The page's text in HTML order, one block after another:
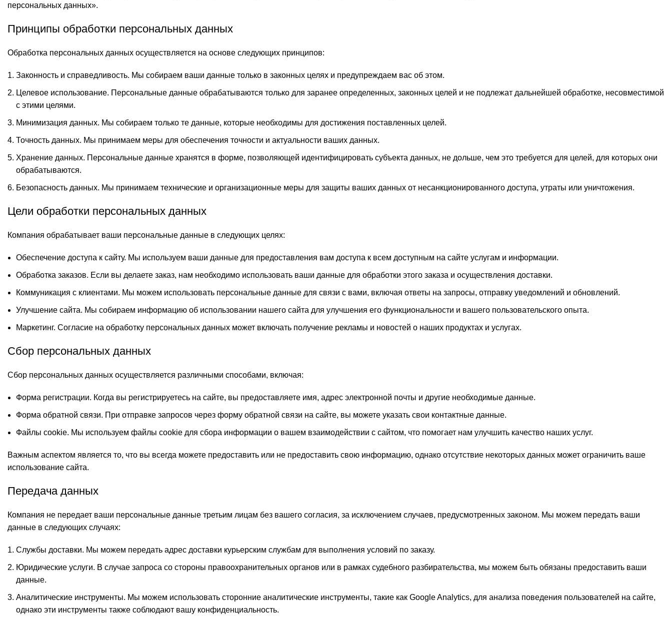
персональных данных».
Принципы обработки персональных данных
Обработка персональных данных осуществляется на основе следующих принципов:
Законность и справедливость. Мы собираем ваши данные только в законных целях и предупреждаем вас об этом.
Целевое использование. Персональные данные обрабатываются только для заранее определенных, законных целей и не подлежат дальнейшей обработке, несовместимой
с этими целями.
Минимизация данных. Мы собираем только те данные, которые необходимы для достижения поставленных целей.
Точность данных. Мы принимаем меры для обеспечения точности и актуальности ваших данных.
Хранение данных. Персональные данные хранятся в форме, позволяющей идентифицировать субъекта данных, не дольше, чем это требуется для целей, для которых они
обрабатываются.
Безопасность данных. Мы принимаем технические и организационные меры для защиты ваших данных от несанкционированного доступа, утраты или уничтожения.
Цели обработки персональных данных
Компания обрабатывает ваши персональные данные в следующих целях:
Обеспечение доступа к сайту. Мы используем ваши данные для предоставления вам доступа к всем доступным на сайте услугам и информации.
Обработка заказов. Если вы делаете заказ, нам необходимо использовать ваши данные для обработки этого заказа и осуществления доставки.
Коммуникация с клиентами. Мы можем использовать персональные данные для связи с вами, включая ответы на запросы, отправку уведомлений и обновлений.
Улучшение сайта. Мы собираем информацию об использовании нашего сайта для улучшения его функциональности и вашего пользовательского опыта.
Маркетинг. Согласие на обработку персональных данных может включать получение рекламы и новостей о наших продуктах и услугах.
Сбор персональных данных
Сбор персональных данных осуществляется различными способами, включая:
Форма регистрации. Когда вы регистрируетесь на сайте, вы предоставляете имя, адрес электронной почты и другие необходимые данные.
Форма обратной связи. При отправке запросов через форму обратной связи на сайте, вы можете указать свои контактные данные.
Файлы cookie. Мы используем файлы cookie для сбора информации о вашем взаимодействии с сайтом, что помогает нам улучшить качество наших услуг.
Важным аспектом является то, что вы всегда можете предоставить или не предоставить свою информацию, однако отсутствие некоторых данных может ограничить ваше
использование сайта.
Передача данных
Компания не передает ваши персональные данные третьим лицам без вашего согласия, за исключением случаев, предусмотренных законом. Мы можем передать ваши
данные в следующих случаях:
Службы доставки. Мы можем передать адрес доставки курьерским службам для выполнения условий по заказу.
Юридические услуги. В случае запроса со стороны правоохранительных органов или в рамках судебного разбирательства, мы можем быть обязаны предоставить ваши
данные.
Аналитические инструменты. Мы можем использовать сторонние аналитические инструменты, такие как Google Analytics, для анализа поведения пользователей на сайте,
однако эти инструменты также соблюдают вашу конфиденциальность.